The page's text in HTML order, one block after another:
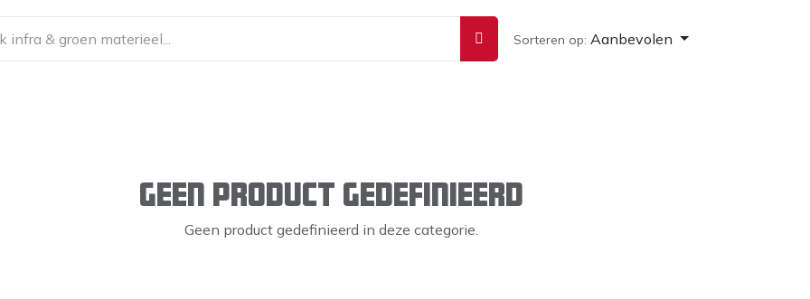
Sorteren op: Aanbevolen
Geen product gedefinieerd
Geen product gedefinieerd in deze categorie.